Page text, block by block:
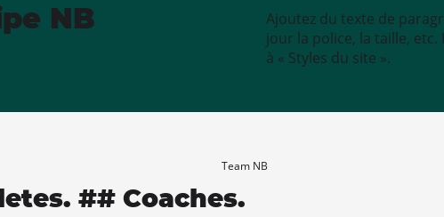
NB
Ajoutez du texte de
jour la police, la taille,
à « Styles du site ».
Team NB
## Coaches.